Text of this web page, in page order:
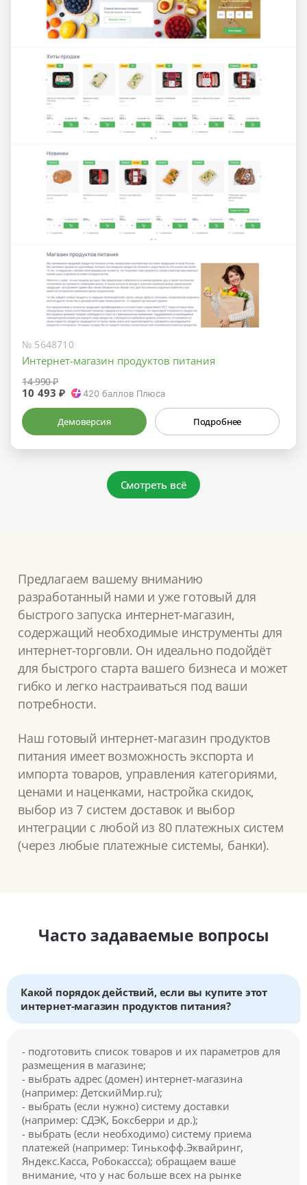
№ 5648710
Интернет-магазин продуктов питания
14 990 ₽
10 493 ₽ 420баллов Плюса
Демоверсия Подробнее
Смотреть всё
Предлагаем вашему вниманию
разработанный нами и уже готовый для
быстрого запуска интернет-магазин,
содержащий необходимые инструменты для
интернет-торговли. Он идеально подойдёт
для быстрого старта вашего бизнеса и может
гибко и легко настраиваться под ваши
потребности.
Наш готовый интернет-магазин продуктов
питания имеет возможность экспорта и
импорта товаров, управления категориями,
ценами и наценками, настройка скидок,
выбор из 7 систем доставок и выбор
интеграции с любой из 80 платежных систем
(через любые платежные системы, банки).
Часто задаваемые вопросы
Какой порядок действий, если вы купите этот
интернет-магазин продуктов питания?
- подготовить список товаров и их параметров для
размещения в магазине;
- выбрать адрес (домен) интернет-магазина
(например: ДетскийМир.ru);
- выбрать (если нужно) систему доставки
(например: СДЭК, Боксберри и др.);
- выбрать (если необходимо) систему приема
платежей (например: Тинькофф.Эквайринг,
Яндекс.Касса, Робокассса); обращаем ваше
внимание, что у нас больше всех на рынке